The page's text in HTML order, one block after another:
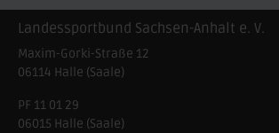
Landessportbund Sachsen-Anhalt e. V.
Maxim-Gorki-Straße 12
06114 Halle (Saale)
PF 11 01 29
06015 Halle (Saale)